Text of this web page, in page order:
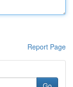
Report Page